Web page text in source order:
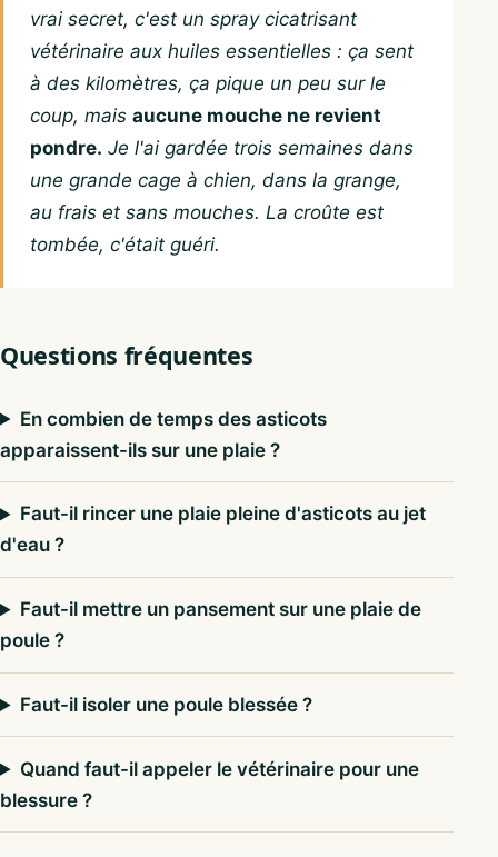
vrai secret, c'est un spray cicatrisant
vétérinaire aux huiles essentielles : ça sent
à des kilomètres, ça pique un peu sur le
coup, mais aucune mouche ne revient
pondre. Je l'ai gardée trois semaines dans
une grande cage à chien, dans la grange,
au frais et sans mouches. La croûte est
tombée, c'était guéri.
Questions fréquentes
En combien de temps des asticots
apparaissent-ils sur une plaie ?
Faut-il rincer une plaie pleine d'asticots au jet
d'eau ?
Faut-il mettre un pansement sur une plaie de
poule ?
Faut-il isoler une poule blessée ?
Quand faut-il appeler le vétérinaire pour une
blessure ?